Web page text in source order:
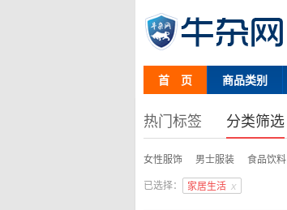
首 页 商品类别
热门标签 分类筛选
女性服饰 男士服装 食品饮料
理财信息 牛价格
已选择： 家居生活 x